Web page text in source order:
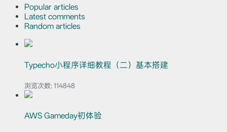
Popular articles
Latest comments
Random articles
Typecho小程序详细教程（二）基本搭建
浏览次数: 114848
AWS Gameday初体验